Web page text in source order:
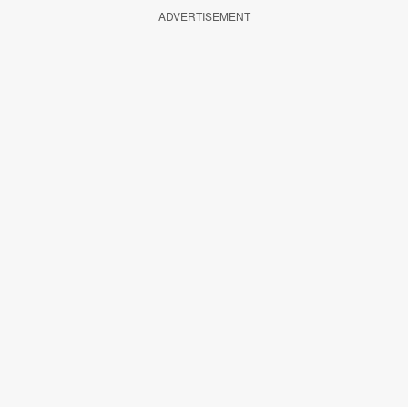
ADVERTISEMENT